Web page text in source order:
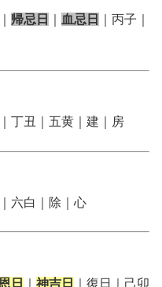
帰忌日 血忌日
｜丙子｜
｜丁丑｜五黄｜建｜房
六白｜除｜心
日 神吉日 ｜復日｜己卯